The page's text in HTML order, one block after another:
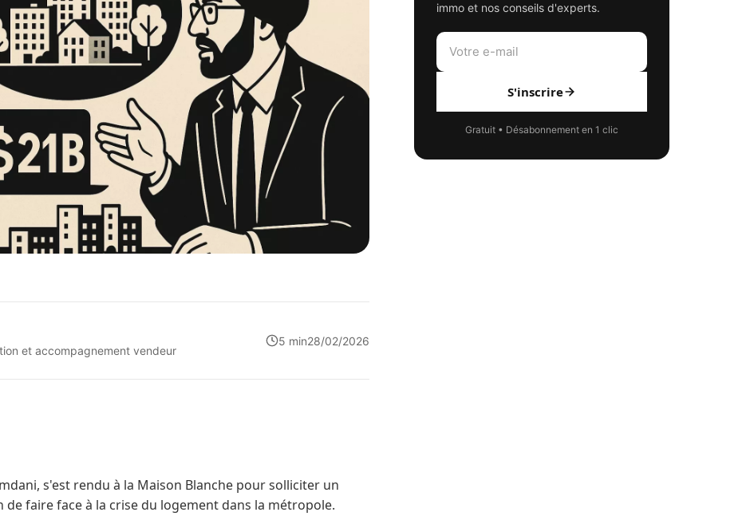
et accompagnement vendeur
5 min28/02/2026
s'est rendu à la Maison Blanche pour solliciter un
faire face à la crise du logement dans la métropole.
immo et nos conseils d'experts.
S'inscrire
Gratuit • Désabonnement en 1 clic